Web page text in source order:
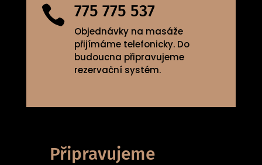
 775 775 537
Objednávky na masáže
přijímáme telefonicky. Do
budoucna připravujeme
rezervační systém.
Připravujeme